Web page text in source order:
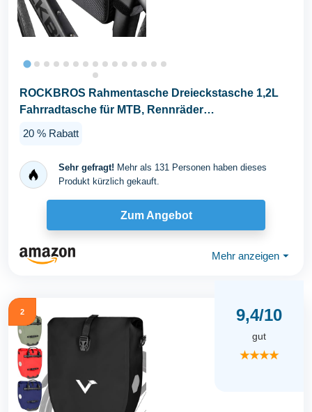
ROCKBROS Rahmentasche Dreieckstasche 1,2L
Fahrradtasche für MTB, Rennräder
20 % Rabatt
Sehr gefragt! Mehr als 131 Personen haben dieses
Produkt kürzlich gekauft.
Zum Angebot
Mehr anzeigen ⏷
2 9,4/10
gut
★★★★